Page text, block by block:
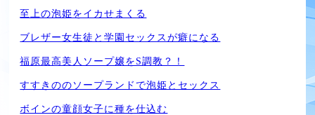
至上の泡姫をイカせまくる
ブレザー女生徒と学園セックスが癖になる
福原最高美人ソープ嬢をS調教？！
すすきののソープランドで泡姫とセックス
ボインの童顔女子に種を仕込む